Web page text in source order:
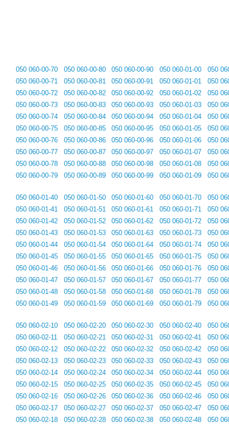
050 060-00-70
050 060-00-71
050 060-00-72
050 060-00-73
050 060-00-74
050 060-00-75
050 060-00-76
050 060-00-77
050 060-00-78
050 060-00-79
050 060-00-80
050 060-00-81
050 060-00-82
050 060-00-83
050 060-00-84
050 060-00-85
050 060-00-86
050 060-00-87
050 060-00-88
050 060-00-89
050 060-00-90
050 060-00-91
050 060-00-92
050 060-00-93
050 060-00-94
050 060-00-95
050 060-00-96
050 060-00-97
050 060-00-98
050 060-00-99
050 060-01-00
050 060-01-01
050 060-01-02
050 060-01-03
050 060-01-04
050 060-01-05
050 060-01-06
050 060-01-07
050 060-01-08
050 060-01-09
050
050
050
050
050
050
050
050
050
050
050 060-01-40
050 060-01-41
050 060-01-42
050 060-01-43
050 060-01-44
050 060-01-45
050 060-01-46
050 060-01-47
050 060-01-48
050 060-01-49
050 060-01-50
050 060-01-51
050 060-01-52
050 060-01-53
050 060-01-54
050 060-01-55
050 060-01-56
050 060-01-57
050 060-01-58
050 060-01-59
050 060-01-60
050 060-01-61
050 060-01-62
050 060-01-63
050 060-01-64
050 060-01-65
050 060-01-66
050 060-01-67
050 060-01-68
050 060-01-69
050 060-01-70
050 060-01-71
050 060-01-72
050 060-01-73
050 060-01-74
050 060-01-75
050 060-01-76
050 060-01-77
050 060-01-78
050 060-01-79
050
050
050
050
050
050
050
050
050
050
050 060-02-10
050 060-02-11
050 060-02-12
050 060-02-13
050 060-02-14
050 060-02-15
050 060-02-16
050 060-02-17
050 060-02-18
050 060-02-20
050 060-02-21
050 060-02-22
050 060-02-23
050 060-02-24
050 060-02-25
050 060-02-26
050 060-02-27
050 060-02-28
050 060-02-30
050 060-02-31
050 060-02-32
050 060-02-33
050 060-02-34
050 060-02-35
050 060-02-36
050 060-02-37
050 060-02-38
050 060-02-40
050 060-02-41
050 060-02-42
050 060-02-43
050 060-02-44
050 060-02-45
050 060-02-46
050 060-02-47
050 060-02-48
050
050
050
050
050
050
050
050
050